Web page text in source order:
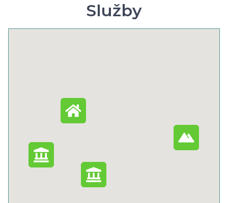
Pobytové balíky
Pre Firmy
Cookies
Všeobecné obchodné podmienky
Služby